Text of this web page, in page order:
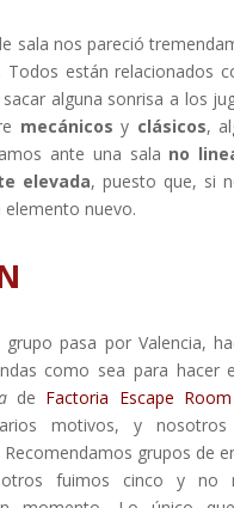
sala nos pareció
. Todos están relacionados
alguna sonrisa a los
mecánicos y clásicos,
ante una sala no
elevada, puesto que, si
nuevo.
pasa por Valencia,
como sea para hacer
de Factoria Escape
motivos, y nosotros
Recomendamos grupos de
fuimos cinco y no